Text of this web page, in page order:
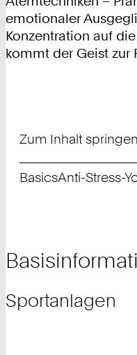
emotionaler
Konzentration auf
kommt der Geist zur
Zum Inhalt springen
BasicsAnti-Stress-
Sportanlagen